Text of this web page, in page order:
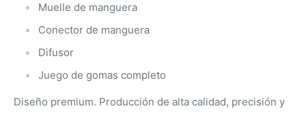
Muelle de manguera
Conector de manguera
Difusor
Juego de gomas completo
Diseño premium. Producción de alta calidad, precisión y